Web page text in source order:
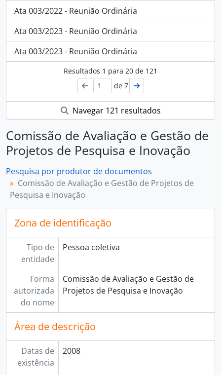
Ata 003/2022 - Reunião Ordinária
Ata 003/2023 - Reunião Ordinária
Ata 003/2023 - Reunião Ordinária
Resultados 1 para 20 de 121
de 7
Navegar 121 resultados
Comissão de Avaliação e Gestão de
Projetos de Pesquisa e Inovação
Pesquisa por produtor de documentos
Comissão de Avaliação e Gestão de Projetos de
Pesquisa e Inovação
Zona de identificação
Tipo de
entidade
Pessoa coletiva
Forma
autorizada
do nome
Comissão de Avaliação e Gestão de
Projetos de Pesquisa e Inovação
Área de descrição
Datas de
existência
2008